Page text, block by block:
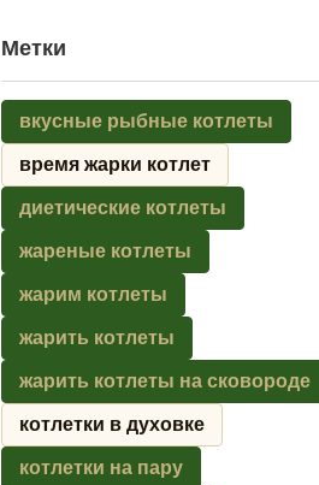
Метки
вкусные рыбные котлеты
время жарки котлет
диетические котлеты
жареные котлеты
жарим котлеты
жарить котлеты
жарить котлеты на сковороде
котлетки в духовке
котлетки на пару